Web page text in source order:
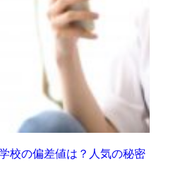
校の偏差値は？人気の秘密